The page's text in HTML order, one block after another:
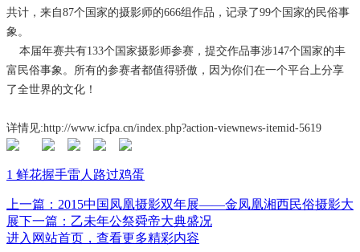
共计，来自87个国家的摄影师的666组作品，记录了99个国家的民俗事
象。
本届年赛共有133个国家摄影师参赛，提交作品事涉147个国家的丰
富民俗事象。所有的参赛者都值得骄傲，因为你们在一个平台上分享
了全世界的文化！
详情见:http://www.icfpa.cn/index.php?action-viewnews-itemid-5619
1 鲜花握手雷人 路过鸡蛋
上一篇：2015中国凤凰摄影双年展——金凤凰湘西民俗摄影大
展下一篇：乙未年公祭舜帝大典盛况
进入网站首页，查看更多精彩内容